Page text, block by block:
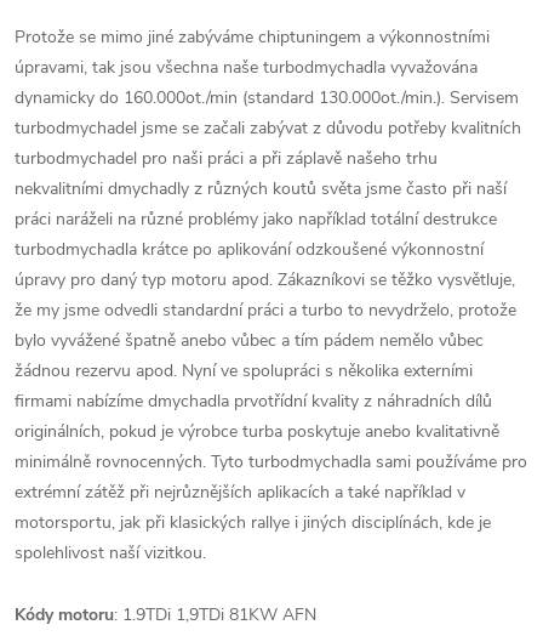
Protože se mimo jiné zabýváme chiptuningem a výkonnostními
úpravami, tak jsou všechna naše turbodmychadla vyvažována
dynamicky do 160.000ot./min (standard 130.000ot./min.). Servisem
turbodmychadel jsme se začali zabývat z důvodu potřeby kvalitních
turbodmychadel pro naši práci a při záplavě našeho trhu
nekvalitními dmychadly z různých koutů světa jsme často při naší
práci naráželi na různé problémy jako například totální destrukce
turbodmychadla krátce po aplikování odzkoušené výkonnostní
úpravy pro daný typ motoru apod. Zákazníkovi se těžko vysvětluje,
že my jsme odvedli standardní práci a turbo to nevydrželo, protože
bylo vyvážené špatně anebo vůbec a tím pádem nemělo vůbec
žádnou rezervu apod. Nyní ve spolupráci s několika externími
firmami nabízíme dmychadla prvotřídní kvality z náhradních dílů
originálních, pokud je výrobce turba poskytuje anebo kvalitativně
minimálně rovnocenných. Tyto turbodmychadla sami používáme pro
extrémní zátěž při nejrůznějších aplikacích a také například v
motorsportu, jak při klasických rallye i jiných disciplínách, kde je
spolehlivost naší vizitkou.
Kódy motoru: 1.9TDi 1,9TDi 81KW AFN